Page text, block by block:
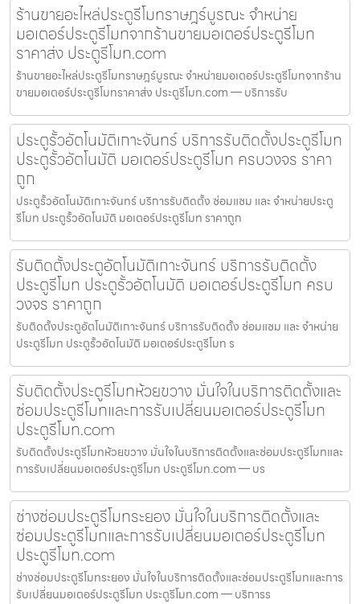
ร้านขายอะไหล่ประตูรีโมทราษฎร์บูรณะ จำหน่าย
มอเตอร์ประตูรีโมทจากร้านขายมอเตอร์ประตูรีโมท
ราคาส่ง ประตูรีโมท.com
ร้านขายอะไหล่ประตูรีโมทราษฎร์บูรณะ จำหน่ายมอเตอร์ประตูรีโมทจากร้าน
ขายมอเตอร์ประตูรีโมทราคาส่ง ประตูรีโมท.com — บริการรับ
ประตูรั้วอัตโนมัติเกาะจันทร์ บริการรับติดตั้งประตูรีโมท
ประตูรั้วอัตโนมัติ มอเตอร์ประตูรีโมท ครบวงจร ราคา
ถูก
ประตูรั้วอัตโนมัติเกาะจันทร์ บริการรับติดตั้ง ซ่อมแซม และ จำหน่ายประตู
รีโมท ประตูรั้วอัตโนมัติ มอเตอร์ประตูรีโมท ราคาถูก
รับติดตั้งประตูอัตโนมัติเกาะจันทร์ บริการรับติดตั้ง
ประตูรีโมท ประตูรั้วอัตโนมัติ มอเตอร์ประตูรีโมท ครบ
วงจร ราคาถูก
รับติดตั้งประตูอัตโนมัติเกาะจันทร์ บริการรับติดตั้ง ซ่อมแซม และ จำหน่าย
ประตูรีโมท ประตูรั้วอัตโนมัติ มอเตอร์ประตูรีโมท ร
รับติดตั้งประตูรีโมทห้วยขวาง มั่นใจในบริการติดตั้งและ
ซ่อมประตูรีโมทและการรับเปลี่ยนมอเตอร์ประตูรีโมท
ประตูรีโมท.com
รับติดตั้งประตูรีโมทห้วยขวาง มั่นใจในบริการติดตั้งและซ่อมประตูรีโมทและ
การรับเปลี่ยนมอเตอร์ประตูรีโมท ประตูรีโมท.com — บร
ช่างซ่อมประตูรีโมทระยอง มั่นใจในบริการติดตั้งและ
ซ่อมประตูรีโมทและการรับเปลี่ยนมอเตอร์ประตูรีโมท
ประตูรีโมท.com
ช่างซ่อมประตูรีโมทระยอง มั่นใจในบริการติดตั้งและซ่อมประตูรีโมทและการ
รับเปลี่ยนมอเตอร์ประตูรีโมท ประตูรีโมท.com — บริการร